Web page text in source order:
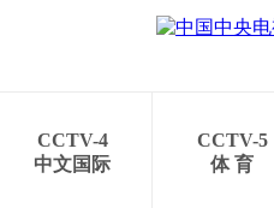
CCTV-4
中文国际
CCTV-5
体 育